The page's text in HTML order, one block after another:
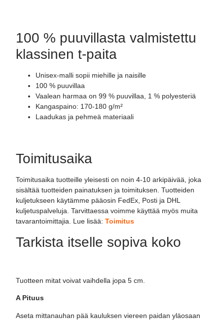
100 % puuvillasta valmistettu
klassinen t-paita
Unisex-malli sopii miehille ja naisille
100 % puuvillaa
Vaalean harmaa on 99 % puuvillaa, 1 % polyesteriä
Kangaspaino: 170-180 g/m²
Laadukas ja pehmeä materiaali
Toimitusaika
Toimitusaika tuotteille yleisesti on noin 4-10 arkipäivää, joka
sisältää tuotteiden painatuksen ja toimituksen. Tuotteiden
kuljetukseen käytämme pääosin FedEx, Posti ja DHL
kuljetuspalveluja. Tarvittaessa voimme käyttää myös muita
tavarantoimittajia. Lue lisää:Toimitus
Tarkista itselle sopiva koko
Tuotteen mitat voivat vaihdella jopa 5 cm.
A Pituus
Aseta mittanauhan pää kauluksen viereen paidan yläosaan